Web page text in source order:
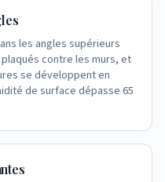
les angles supérieurs
contre les murs, et
se développent en
de surface dépasse 65